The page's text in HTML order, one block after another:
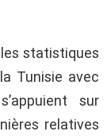
statistiques
Tunisie avec
sur
relatives